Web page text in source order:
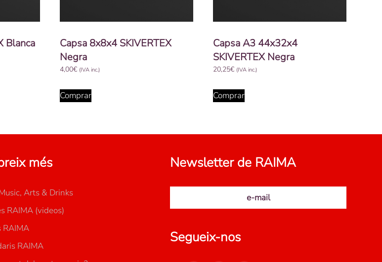
Blanca
Capsa 8x8x4 SKIVERTEX
Negra
4,00€ (IVA inc.)
Comprar
Capsa A3 44x32x4
SKIVERTEX Negra
20,25€ (IVA inc.)
Comprar
més
Arts & Drinks
RAIMA (videos)
RAIMA
RAIMA
Newsletter de RAIMA
e-mail
Segueix-nos